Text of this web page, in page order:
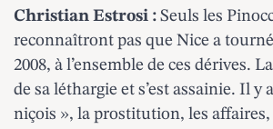
Christian Estrosi : Seuls les
reconnaîtront pas que Nice a
2008, à l’ensemble de ces dérives.
de sa léthargie et s’est assainie. Il
niçois », la prostitution, les affaires,